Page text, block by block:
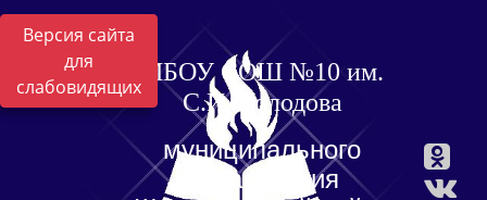
Версия сайта
для
слабовидящих
МБОУ СОШ №10 им.
С.И. Холодова
муниципального
образования